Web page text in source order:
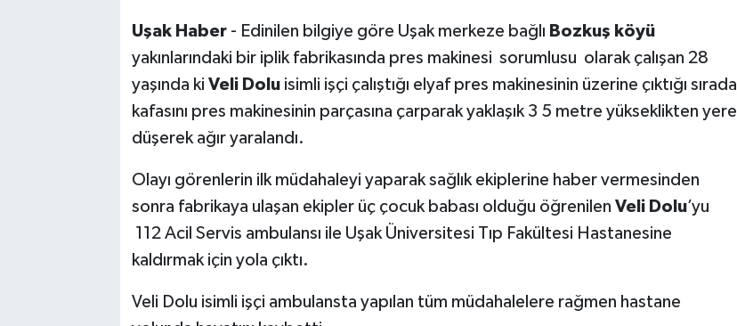
Uşak Haber- Edinilen bilgiye göre Uşak merkeze bağlı Bozkuş köyü
yakınlarındaki bir iplik fabrikasında pres makinesi sorumlusu olarak çalışan 28
yaşında ki Veli Doluisimli işçi çalıştığı elyaf pres makinesinin üzerine çıktığı sırada
kafasını pres makinesinin parçasına çarparak yaklaşık 3 5 metre yükseklikten yere
düşerek ağır yaralandı.
Olayı görenlerin ilk müdahaleyi yaparak sağlık ekiplerine haber vermesinden
sonra fabrikaya ulaşan ekipler üç çocuk babası olduğu öğrenilen Veli Dolu’yu
112 Acil Servis ambulansı ile Uşak Üniversitesi Tıp Fakültesi Hastanesine
kaldırmak için yola çıktı.
Veli Dolu isimli işçi ambulansta yapılan tüm müdahalelere rağmen hastane